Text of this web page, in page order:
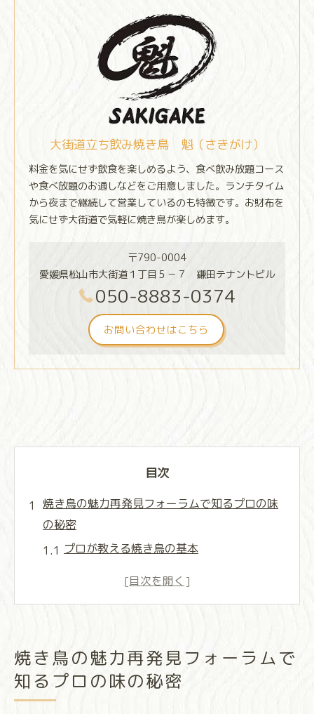
大街道立ち飲み焼き鳥 魁（さきがけ）
料金を気にせず飲食を楽しめるよう、食べ飲み放題コース
や食べ放題のお通しなどをご用意しました。ランチタイム
から夜まで継続して営業しているのも特徴です。お財布を
気にせず大街道で気軽に焼き鳥が楽しめます。
〒790-0004
愛媛県松山市大街道１丁目５－７ 鎌田テナントビル
050-8883-0374
お問い合わせはこちら
目次
焼き鳥の魅力再発見フォーラムで知るプロの味
の秘密
プロが教える焼き鳥の基本
日本全国の焼き鳥スタイルを比較
フォーラム参加者の感想と評判
地鶏の選び方と焼き方焼き鳥フォーラムで深ま
焼き鳥の魅力再発見フォーラムで
知るプロの味の秘密